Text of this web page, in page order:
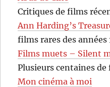
Critiques de films
Ann Harding’s
films rares des années
Films muets – Silent
Plusieurs centaines
Mon cinéma à moi